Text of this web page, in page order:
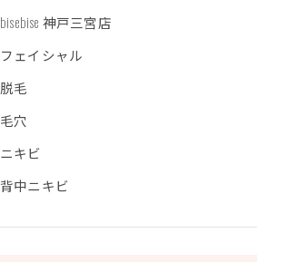
bisebise 神戸三宮店
フェイシャル
脱毛
毛穴
ニキビ
背中ニキビ